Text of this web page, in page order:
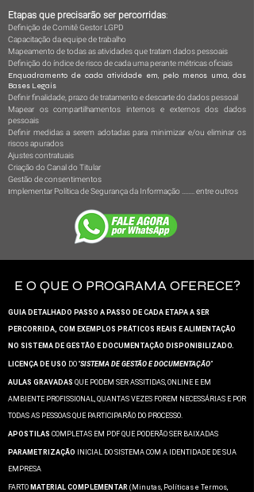
Etapas que precisarão ser percorridas:
Definição de Comitê Gestor LGPD
Capacitação da equipe de trabalho
Mapeamento de todas as atividades que tratam dados pessoais
Definição do índice de risco de cada uma perante métricas oficiais
Enquadramento de cada atividade em, pelo menos uma, das
Bases Legais
Definir finalidade, prazo de tratamento e descarte do dados pessoal
Mapear os compartilhamentos internos e externos dos dados
pessoais
Definir medidas a serem adotadas para minimizar e/ou eliminar os
riscos apurados
Ajustes contratuais
Criação do Canal do Titular
Gestão de consentimentos
Implementar Política de Segurança da Informação ........ entre outros
E O QUE O PROGRAMA OFERECE?
GUIA DETALHADO PASSO A PASSO DE CADA ETAPA A SER
PERCORRIDA, COM EXEMPLOS PRÁTICOS REAIS E ALIMENTAÇÃO
NO SISTEMA DE GESTÃO E DOCUMENTAÇÃO DISPONIBILIZADO.
LICENÇA DE USO DO “SISTEMA DE GESTÃO E DOCUMENTAÇÃO”
AULAS GRAVADAS QUE PODEM SER ASSITIDAS, ONLINE E EM
AMBIENTE PROFISSIONAL, QUANTAS VEZES FOREM NECESSÁRIAS E POR
TODAS AS PESSOAS QUE PARTICIPARÃO DO PROCESSO.
APOSTILAS COMPLETAS EM PDF QUE PODERÃO SER BAIXADAS
PARAMETRIZAÇÃO INICIAL DO SISTEMA COM A IDENTIDADE DE SUA
EMPRESA
FARTO MATERIAL COMPLEMENTAR (Minutas, Políticas e Termos,